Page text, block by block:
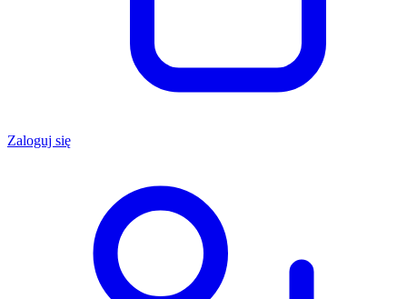
Zaloguj się